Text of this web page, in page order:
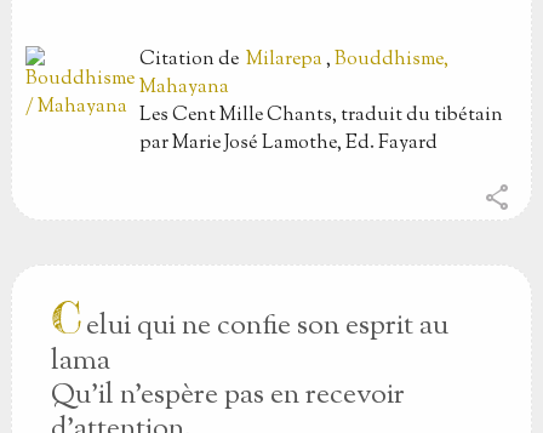
Citationde Milarepa,Bouddhisme,
Mahayana
Les Cent Mille Chants, traduit du tibétain
par Marie José Lamothe, Ed. Fayard
share
Celui qui ne confie son esprit au
lama
Qu’il n’espère pas en recevoir